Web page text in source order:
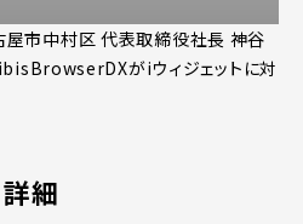
屋市中村区 代表取締役社長 神谷
ibisBrowserDXがiウィジェットに対
詳細